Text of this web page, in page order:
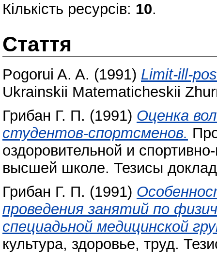
Кількість ресурсів: 10.
Стаття
Pogorui A. A. (1991) Limit-ill-
Ukrainskii Matematicheskii
Грибан Г. П. (1991) Оценка
студентов-спортсменов.
оздоровительной и
высшей школе. Тезисы
Грибан Г. П. (1991)
проведения занятий по
специадьной медицинской
культура, здоровье, труд.